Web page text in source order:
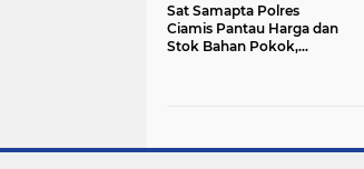
Sat Samapta Polres
Ciamis Pantau Harga dan
Stok Bahan Pokok,